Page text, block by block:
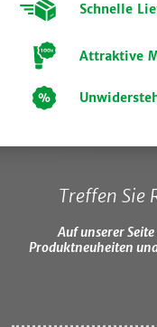
Schnelle
Attraktive
Treffen Sie
Auf unserer
Produktneuheiten